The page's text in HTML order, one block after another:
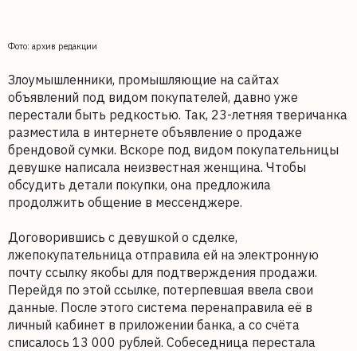
Фото: архив редакции
Злоумышленники, промышляющие на сайтах
объявлений под видом покупателей, давно уже
перестали быть редкостью. Так, 23-летняя тверичанка
разместила в интернете объявление о продаже
брендовой сумки. Вскоре под видом покупательницы
девушке написала неизвестная женщина. Чтобы
обсудить детали покупки, она предложила
продолжить общение в мессенджере.
Договорившись с девушкой о сделке,
лжепокупательница отправила ей на электронную
почту ссылку якобы для подтверждения продажи.
Перейдя по этой ссылке, потерпевшая ввела свои
данные. После этого система перенаправила её в
личный кабинет в приложении банка, а со счёта
списалось 13 000 рублей. Собеседница перестала